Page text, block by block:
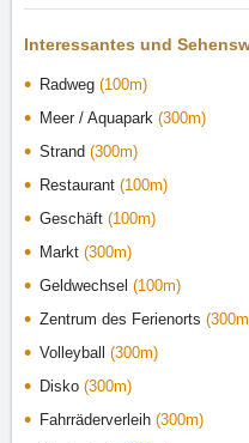
Interessantes und
Radweg (100m)
Meer / Aquapark (300m)
Strand (300m)
Restaurant (100m)
Geschäft (100m)
Markt (300m)
Geldwechsel (100m)
Zentrum des Ferienorts
Volleyball (300m)
Disko (300m)
Fahrräderverleih (300m)